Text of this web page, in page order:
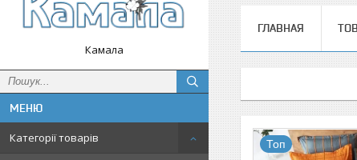
Камала
Категорії товарів
ГЛАВНАЯ
Топ